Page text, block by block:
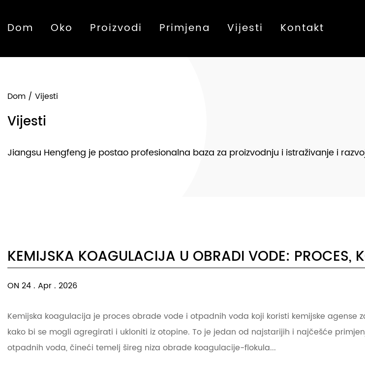
Dom Oko Proizvodi Primjena Vijesti Kontakt
Dom / Vijesti
Vijesti
Jiangsu Hengfeng je postao profesionalna baza za proizvodnju i istraživanje i
KEMIJSKA KOAGULACIJA U OBRADI VODE: PROCES,
ON 24 . Apr . 2026
Kemijska koagulacija je proces obrade vode i otpadnih voda koji koristi kemijske
kako bi se mogli agregirati i ukloniti iz otopine. To je jedan od najstarijih i najčešće
otpadnih voda, čineći temelj šireg niza obrade koagulacije-flokula...